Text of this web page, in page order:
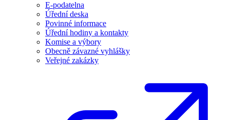
E-podatelna
Úřední deska
Povinné informace
Úřední hodiny a kontakty
Komise a výbory
Obecně závazné vyhlášky
Veřejné zakázky